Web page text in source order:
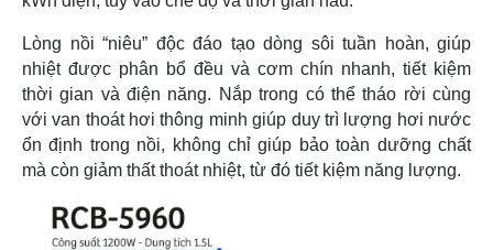
Lòng nồi “niêu” độc đáo tạo dòng sôi tuần hoàn, giúp
nhiệt được phân bổ đều và cơm chín nhanh, tiết kiệm
thời gian và điện năng. Nắp trong có thể tháo rời cùng
với van thoát hơi thông minh giúp duy trì lượng hơi nước
ổn định trong nồi, không chỉ giúp bảo toàn dưỡng chất
mà còn giảm thất thoát nhiệt, từ đó tiết kiệm năng lượng.